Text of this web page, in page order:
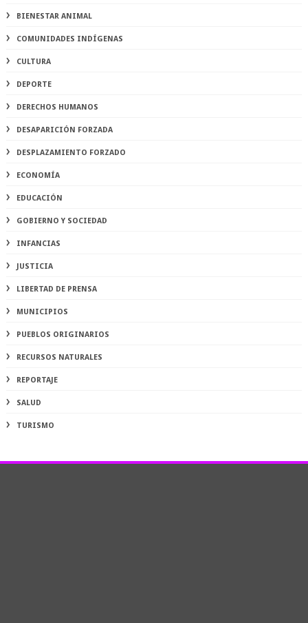
BIENESTAR ANIMAL
COMUNIDADES INDÍGENAS
CULTURA
DEPORTE
DERECHOS HUMANOS
DESAPARICIÓN FORZADA
DESPLAZAMIENTO FORZADO
ECONOMÍA
EDUCACIÓN
GOBIERNO Y SOCIEDAD
INFANCIAS
JUSTICIA
LIBERTAD DE PRENSA
MUNICIPIOS
PUEBLOS ORIGINARIOS
RECURSOS NATURALES
REPORTAJE
SALUD
TURISMO